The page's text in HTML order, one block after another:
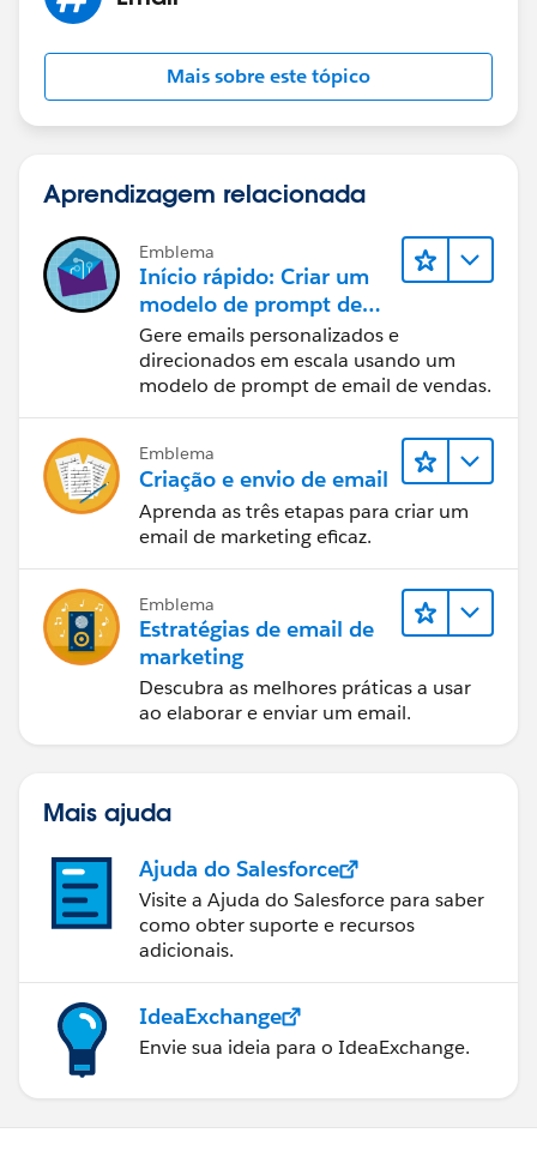
Mais sobre este tópico
Aprendizagem relacionada
Emblema
Início rápido: Criar um
modelo de prompt de
email de vendas
Gere emails personalizados e
direcionados em escala usando um
modelo de prompt de email de vendas.
Emblema
Criação e envio de email
Aprenda as três etapas para criar um
email de marketing eficaz.
Emblema
Estratégias de email de
marketing
Descubra as melhores práticas a usar
ao elaborar e enviar um email.
Mais ajuda
Ajuda do Salesforce
Visite a Ajuda do Salesforce para saber
como obter suporte e recursos
adicionais.
IdeaExchange
Envie sua ideia para o IdeaExchange.